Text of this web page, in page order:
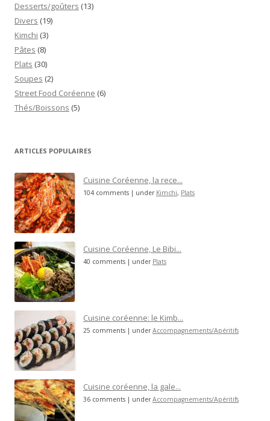
Desserts/goûters (13)
Divers (19)
Kimchi (3)
Pâtes (8)
Plats (30)
Soupes (2)
Street Food Coréenne (6)
Thés/Boissons (5)
ARTICLES POPULAIRES
Cuisine Coréenne, la rece...
104 comments | under Kimchi, Plats
Cuisine Coréenne, Le Bibi...
40 comments | under Plats
Cuisine coréenne: le Kimb...
25 comments | underAccompagnements/Apéritifs
Cuisine coréenne, la gale...
36 comments | underAccompagnements/Apéritifs